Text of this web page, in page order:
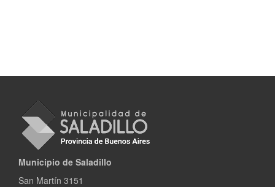
Municipio de Saladillo
San Martín 3151